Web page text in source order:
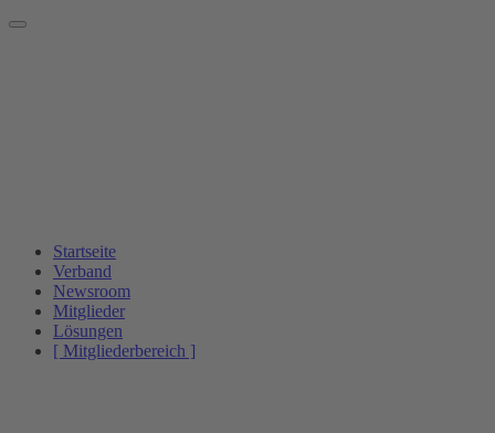
Startseite
Verband
Newsroom
Mitglieder
Lösungen
[ Mitgliederbereich ]